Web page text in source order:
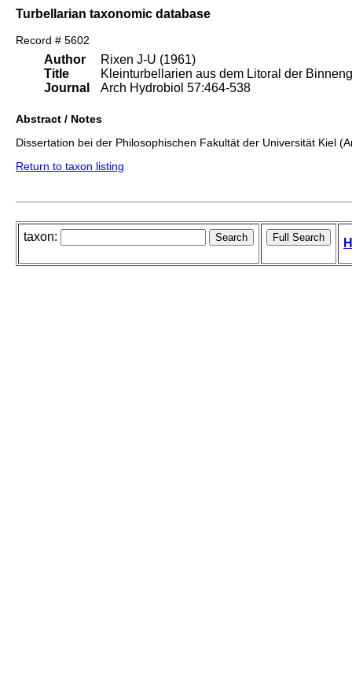
Turbellarian taxonomic database
Record # 5602
Author
Title
Journal
Rixen J-U (1961)
Kleinturbellarien aus dem Litoral der
Arch Hydrobiol 57:464-538
Abstract / Notes
Dissertation bei der Philosophischen Fakultät der Universität Kiel
Return to taxon listing
taxon: